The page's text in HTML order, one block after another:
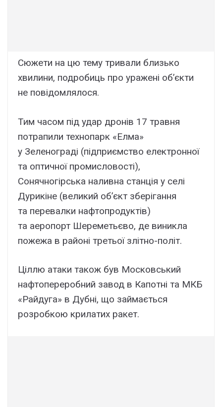
Сюжети на цю тему тривали близько
хвилини, подробиць про уражені об’єкти
не повідомлялося.
Тим часом під удар дронів 17 травня
потрапили технопарк «Елма»
у Зеленограді (підприємство електронної
та оптичної промисловості),
Сонячногірська наливна станція у селі
Дурикіне (великий об’єкт зберігання
та перевалки нафтопродуктів)
та аеропорт Шереметьєво, де виникла
пожежа в районі третьої злітно-політ.
Ціллю атаки також був Московський
нафтопереробний завод в Капотні та МКБ
«Райдуга» в Дубні, що займається
розробкою крилатих ракет.